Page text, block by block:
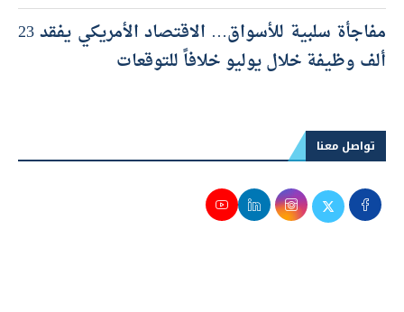
مفاجأة سلبية للأسواق… الاقتصاد الأمريكي يفقد 23
ألف وظيفة خلال يوليو خلافاً للتوقعات
تواصل معنا